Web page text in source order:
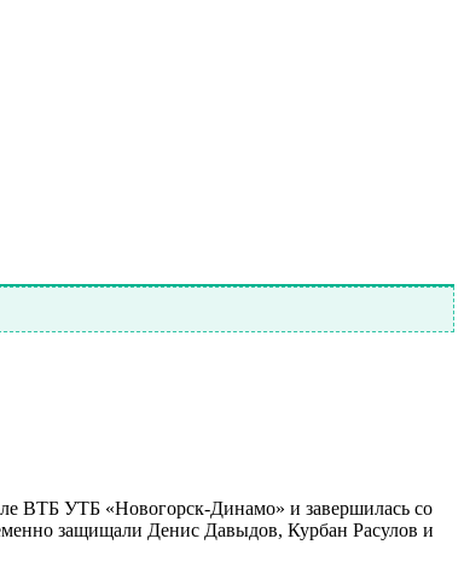
ВТБ УТБ «Новогорск-Динамо» и завершилась со
защищали Денис Давыдов, Курбан Расулов и